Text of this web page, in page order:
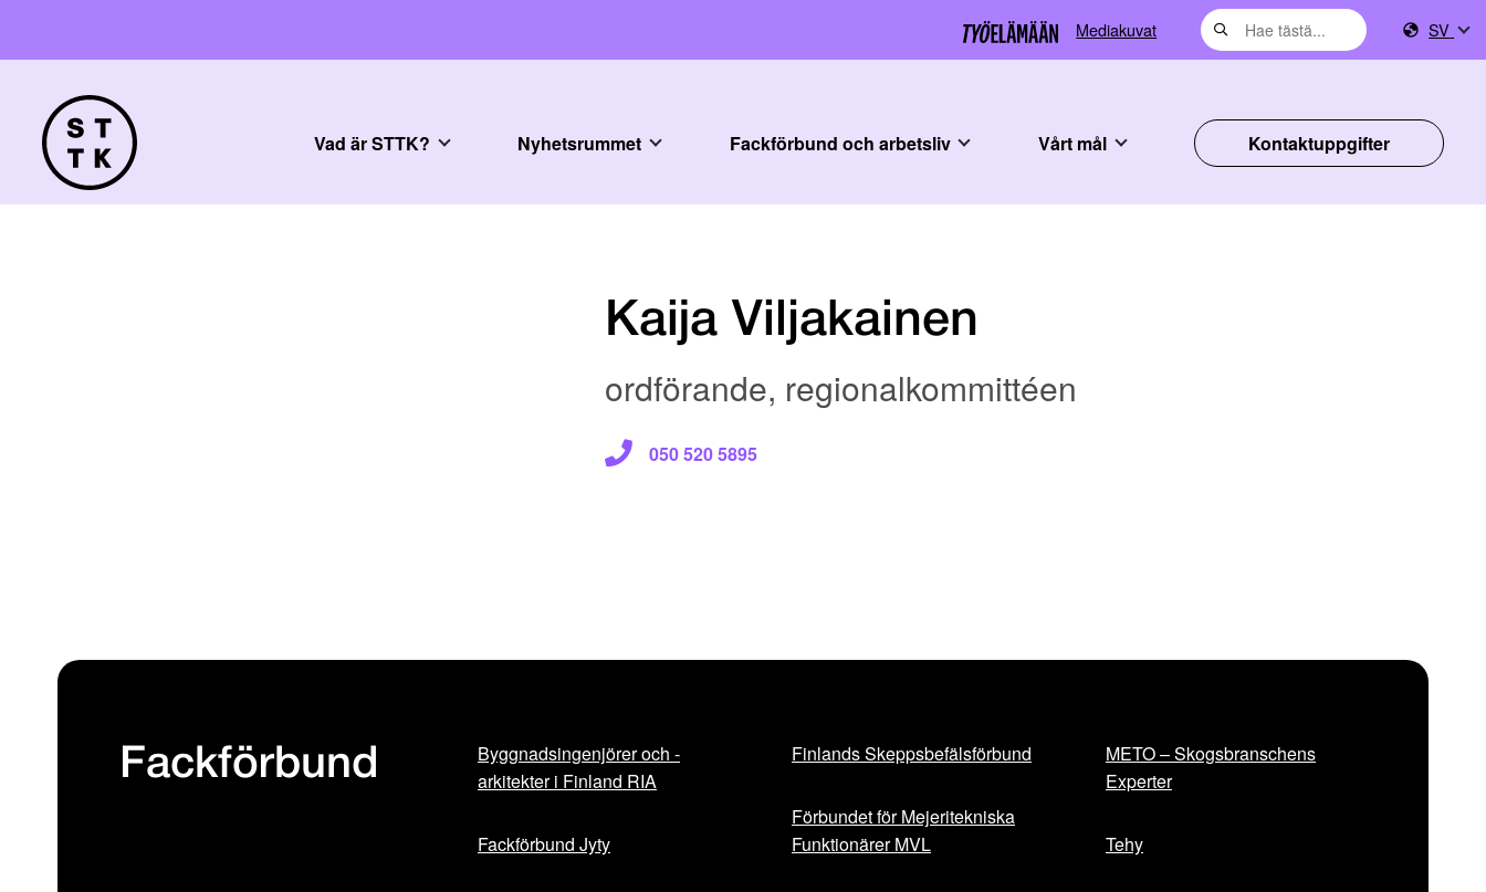
Mediakuvat SV
Vad är STTK? Nyhetsrummet Fackförbund och arbetsliv Vårt mål Kontaktuppgifter
Kaija Viljakainen
ordförande, regionalkommittéen
050 520 5895
Fackförbund
Byggnadsingenjörer och -
arkitekter i Finland RIA
Fackförbund Jyty
Finlands Skeppsbefälsförbund
Förbundet för Mejeritekniska
Funktionärer MVL
METO – Skogsbranschens
Experter
Tehy